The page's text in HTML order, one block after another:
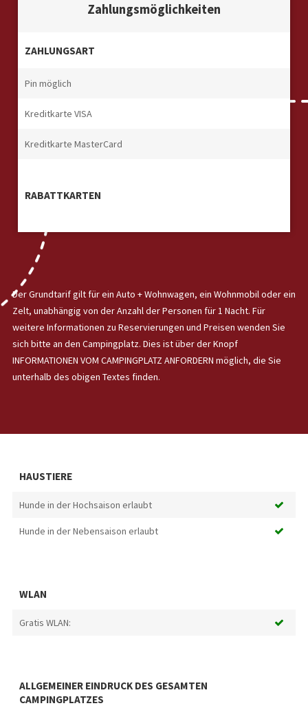
Zahlungsmöglichkeiten
ZAHLUNGSART
Pin möglich
Kreditkarte VISA
Kreditkarte MasterCard
RABATTKARTEN
Der Grundtarif gilt für ein Auto + Wohnwagen, ein Wohnmobil oder ein
Zelt, unabhängig von der Anzahl der Personen für 1 Nacht. Für
weitere Informationen zu Reservierungen und Preisen wenden Sie
sich bitte an den Campingplatz. Dies ist über der Knopf
INFORMATIONEN VOM CAMPINGPLATZ ANFORDERN möglich, die Sie
unterhalb des obigen Textes finden.
HAUSTIERE
Hunde in der Hochsaison erlaubt
Hunde in der Nebensaison erlaubt
WLAN
Gratis WLAN:
ALLGEMEINER EINDRUCK DES GESAMTEN
CAMPINGPLATZES